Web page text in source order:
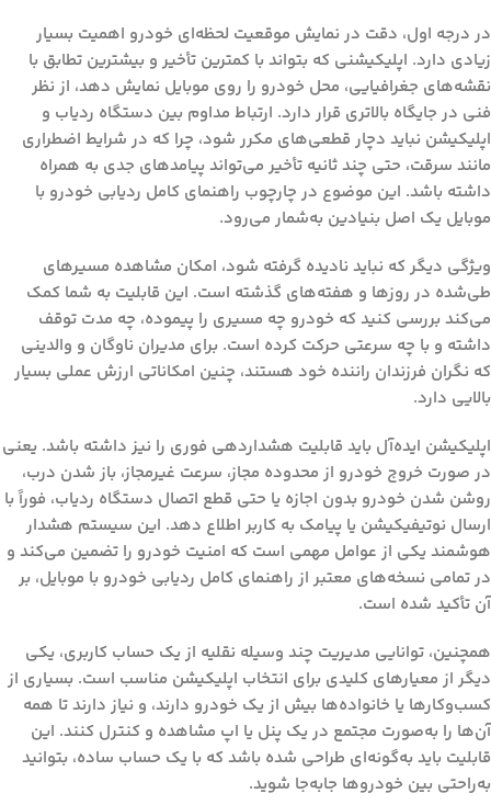
در درجه اول، دقت در نمایش موقعیت لحظه‌ای خودرو اهمیت بسیار
زیادی دارد. اپلیکیشنی که بتواند با کمترین تأخیر و بیشترین تطابق با
نقشه‌های جغرافیایی، محل خودرو را روی موبایل نمایش دهد، از نظر
فنی در جایگاه بالاتری قرار دارد. ارتباط مداوم بین دستگاه ردیاب و
اپلیکیشن نباید دچار قطعی‌های مکرر شود، چرا که در شرایط اضطراری
مانند سرقت، حتی چند ثانیه تأخیر می‌تواند پیامدهای جدی به همراه
داشته باشد. این موضوع در چارچوب راهنمای کامل ردیابی خودرو با
موبایل یک اصل بنیادین به‌شمار می‌رود.
ویژگی دیگر که نباید نادیده گرفته شود، امکان مشاهده مسیرهای
طی‌شده در روزها و هفته‌های گذشته است. این قابلیت به شما کمک
می‌کند بررسی کنید که خودرو چه مسیری را پیموده، چه مدت توقف
داشته و با چه سرعتی حرکت کرده است. برای مدیران ناوگان و والدینی
که نگران فرزندان راننده خود هستند، چنین امکاناتی ارزش عملی بسیار
بالایی دارد.
اپلیکیشن ایده‌آل باید قابلیت هشداردهی فوری را نیز داشته باشد. یعنی
در صورت خروج خودرو از محدوده مجاز، سرعت غیرمجاز، باز شدن درب،
روشن شدن خودرو بدون اجازه یا حتی قطع اتصال دستگاه ردیاب، فوراً با
ارسال نوتیفیکیشن یا پیامک به کاربر اطلاع دهد. این سیستم هشدار
هوشمند یکی از عوامل مهمی است که امنیت خودرو را تضمین می‌کند و
در تمامی نسخه‌های معتبر از راهنمای کامل ردیابی خودرو با موبایل، بر
آن تأکید شده است.
همچنین، توانایی مدیریت چند وسیله نقلیه از یک حساب کاربری، یکی
دیگر از معیارهای کلیدی برای انتخاب اپلیکیشن مناسب است. بسیاری از
کسب‌وکارها یا خانواده‌ها بیش از یک خودرو دارند، و نیاز دارند تا همه
آن‌ها را به‌صورت مجتمع در یک پنل یا اپ مشاهده و کنترل کنند. این
قابلیت باید به‌گونه‌ای طراحی شده باشد که با یک حساب ساده، بتوانید
به‌راحتی بین خودروها جابه‌جا شوید.